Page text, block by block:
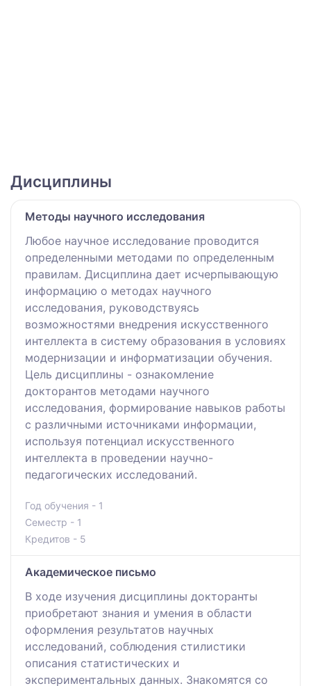
Дисциплины
Методы научного исследования
Любое научное исследование проводится
определенными методами по определенным
правилам. Дисциплина дает исчерпывающую
информацию о методах научного
исследования, руководствуясь
возможностями внедрения искусственного
интеллекта в систему образования в условиях
модернизации и информатизации обучения.
Цель дисциплины - ознакомление
докторантов методами научного
исследования, формирование навыков работы
с различными источниками информации,
используя потенциал искусственного
интеллекта в проведении научно-
педагогических исследований.
Год обучения - 1
Семестр - 1
Кредитов - 5
Академическое письмо
В ходе изучения дисциплины докторанты
приобретают знания и умения в области
оформления результатов научных
исследований, соблюдения стилистики
описания статистических и
экспериментальных данных. Знакомятся со